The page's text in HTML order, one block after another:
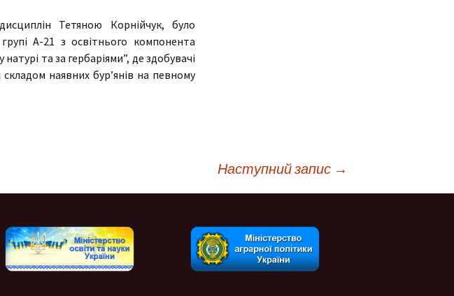
Тетяною Корнійчук, було
А-21 з освітнього компонента
та за гербаріями”, де здобувачі
наявних бур’янів на певному
Наступний запис →